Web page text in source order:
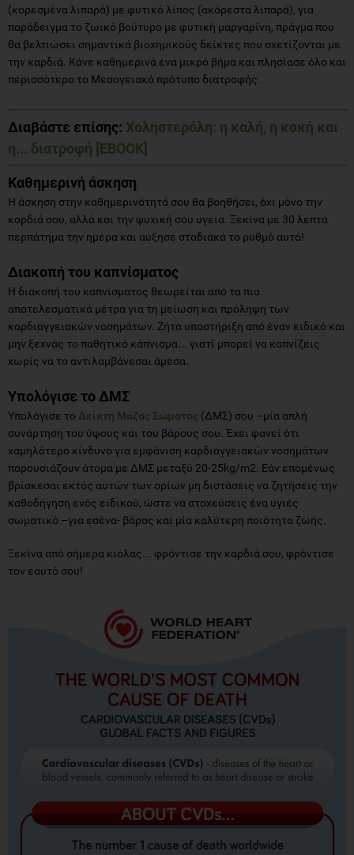
(κορεσμένα λιπαρά) με φυτικό λίπος (ακόρεστα λιπαρά), για
παράδειγμα το ζωικό βούτυρο με φυτική μαργαρίνη, πράγμα που
θα βελτιώσει σημαντικά βιοχημικούς δείκτες που σχετίζονται με
την καρδιά. Κάνε καθημερινά ένα μικρό βήμα και πλησίασε όλο και
περισσότερο το Μεσογειακό πρότυπο διατροφής.
Διαβάστε επίσης: Χοληστερόλη: η καλή, η κακή και
η... διατροφή [ΕΒΟΟΚ]
Καθημερινή άσκηση
Η άσκηση στην καθημερινότητά σου θα βοηθήσει, όχι μόνο την
καρδιά σου, αλλά και την ψυχική σου υγεία. Ξεκίνα με 30 λεπτά
περπάτημα την ημέρα και αύξησε σταδιακά το ρυθμό αυτό!
Διακοπή του καπνίσματος
Η διακοπή του καπνίσματος θεωρείται από τα πιο
αποτελεσματικά μέτρα για τη μείωση και πρόληψη των
καρδιαγγειακών νοσημάτων. Ζήτα υποστήριξη από έναν ειδικό και
μην ξεχνάς το παθητικό κάπνισμα... γιατί μπορεί να καπνίζεις
χωρίς να το αντιλαμβάνεσαι άμεσα.
Υπολόγισε το ΔΜΣ
Υπολόγισε το Δείκτη Μάζας Σώματός (ΔΜΣ) σου –μία απλή
συνάρτηση του ύψους και του βάρους σου. Έχει φανεί ότι
χαμηλότερο κίνδυνο για εμφάνιση καρδιαγγειακών νοσημάτων
παρουσιάζουν άτομα με ΔΜΣ μεταξύ 20-25kg/m2. Εάν επομένως
βρίσκεσαι εκτός αυτών των ορίων μη διστάσεις να ζητήσεις την
καθοδήγηση ενός ειδικού, ώστε να στοχεύσεις ένα υγιές
σωματικό –για εσένα- βάρος και μία καλύτερη ποιότητα ζωής.
Ξεκίνα από σήμερα κιόλας... φρόντισε την καρδιά σου, φρόντισε
τον εαυτό σου!